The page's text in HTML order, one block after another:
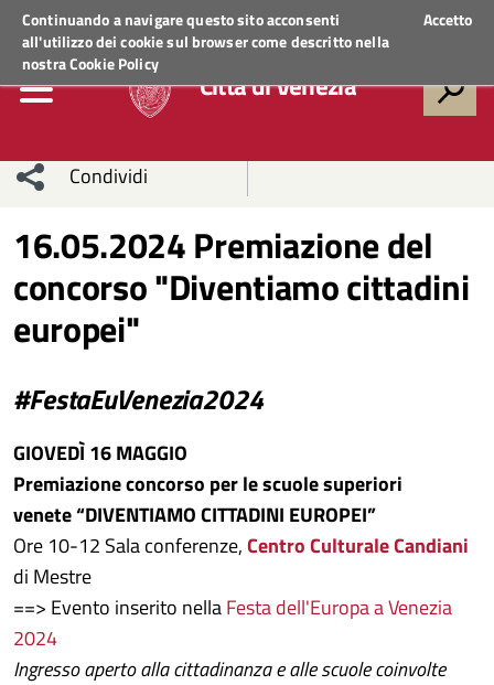
Continuando a navigare questo sito acconsenti
all'utilizzo dei cookie sul browser come descritto nella
nostraCookie Policy
Accetto
Regione VenetoACCEDI AI SERVIZI
Città di Venezia
Condividi
sui social
network
Condividi
Condividi
su
Condividi
Twitter
su
Facebook
Condividi
Whatsapp
16.05.2024 Premiazione del
concorso "Diventiamo cittadini
europei"
#FestaEuVenezia2024
GIOVEDÌ 16 MAGGIO
Premiazione concorso per le scuole superiori
venete “DIVENTIAMO CITTADINI EUROPEI”
Ore 10-12 Sala conferenze,Centro Culturale Candiani
di Mestre
==> Evento inserito nellaFesta dell'Europa a Venezia
2024
Ingresso aperto alla cittadinanza e alle scuole coinvolte